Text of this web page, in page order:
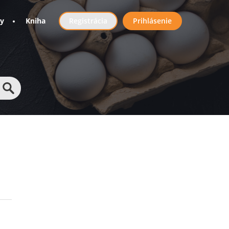
Kniha
User
account
menu
Registrácia Prihlásenie